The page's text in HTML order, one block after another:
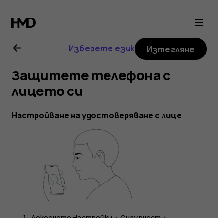
Ръководство
на
потребителя
за
Nokia
Изберете език Изтегляне
Защитете телефона с
лицето си
Настройване на удостоверяване с лице